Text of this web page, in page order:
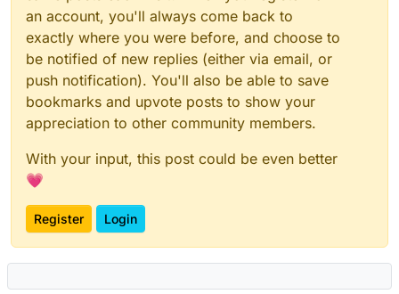
an account, you'll always come back to
exactly where you were before, and choose to
be notified of new replies (either via email, or
push notification). You'll also be able to save
bookmarks and upvote posts to show your
appreciation to other community members.
With your input, this post could be even better
💗
Register Login